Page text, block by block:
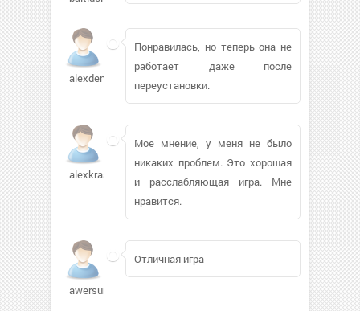
alexdenny4
Понравилась, но теперь она не
работает даже после
переустановки.
alexkrash
Мое мнение, у меня не было
никаких проблем. Это хорошая
и расслабляющая игра. Мне
нравится.
awersun251
Отличная игра